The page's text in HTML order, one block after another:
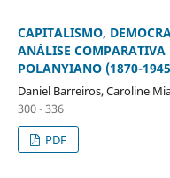
CAPITALISMO,
ANÁLISE
POLANYIANO (1870-
Daniel Barreiros, Caroline
300 - 336
PDF